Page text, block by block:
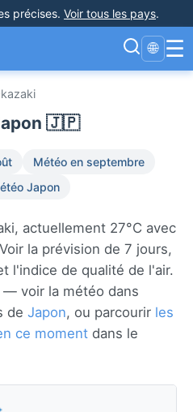
précises. Voir tous les pays.
🌐 ☰
🇯🇵
Météo en septembre
Japon
actuellement 27°C avec
la prévision de 7 jours,
l'indice de qualité de l'air.
— voir la météo dans
de Japon, ou parcourir les
ce moment dans le